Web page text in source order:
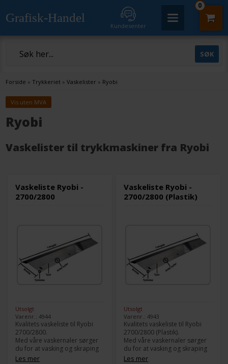
Grafisk-Handel
Kundesenter
0
Forside » Trykkeriet »Vaskelister » Ryobi
Vis uten MVA
Ryobi
Vaskelister til trykkmaskiner fra Ryobi
Vaskeliste Ryobi -
2700/2800
Utsolgt
Varenr.: 4944
Kvalitets vaskeliste til Ryobi
2700/2800.
Med våre vaskernaler sørger
du for at vasking og skraping
av farge fungerer 100 % jevnt.
Les mer
Vaskeliste Ryobi -
2700/2800 (Plastik)
Utsolgt
Varenr.: 4943
Kvalitets vaskeliste til Ryobi
2700/2800 (Plastik).
Med våre vaskernaler sørger
du for at vasking og skraping
av farge fungerer 100 % jevnt.
Les mer